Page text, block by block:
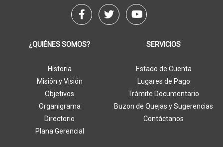
¿QUIÉNES SOMOS?
Historia
Misión y Visión
Objetivos
Organigrama
Directorio
Plana Gerencial
SERVICIOS
Estado de Cuenta
Lugares de Pago
Trámite Documentario
Buzon de Quejas y Sugerencias
Contáctanos